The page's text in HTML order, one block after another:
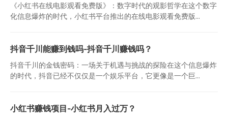
《小红书在线电影观看免费版》：数字时代的观影哲学在这个数字
化信息爆炸的时代，小红书平台推出的在线电影观看免费版...
抖音千川能赚到钱吗-抖音千川赚钱吗？
抖音千川的金钱密码：一场关于机遇与挑战的探险在这个信息爆炸
的时代，抖音已经不仅仅是一个娱乐平台，它更像是一个巨...
小红书赚钱项目-小红书月入过万？